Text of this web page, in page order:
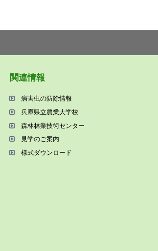
関連情報
病害⾍の防除情報
兵庫県⽴農業⼤学校
森林林業技術センター
⾒学のご案内
様式ダウンロード